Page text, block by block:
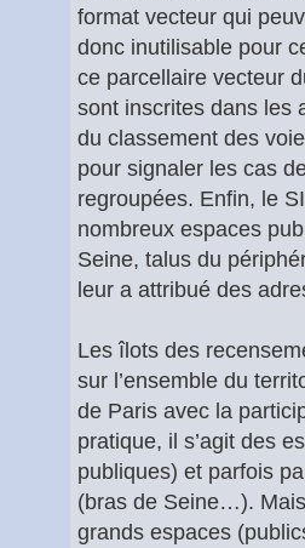
format vecteur qui
donc inutilisable pour
ce parcellaire vecteur
sont inscrites dans les
du classement des
pour signaler les cas
regroupées. Enfin, le
nombreux espaces
Seine, talus du
leur a attribué des
Les îlots des
sur l’ensemble du
de Paris avec la
pratique, il s’agit des
publiques) et parfois
(bras de Seine…).
grands espaces